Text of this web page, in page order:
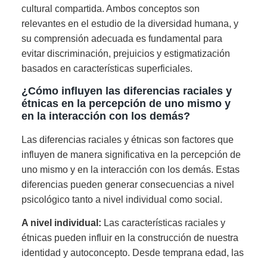
cultural compartida. Ambos conceptos son
relevantes en el estudio de la diversidad humana, y
su comprensión adecuada es fundamental para
evitar discriminación, prejuicios y estigmatización
basados en características superficiales.
¿Cómo influyen las diferencias raciales y
étnicas en la percepción de uno mismo y
en la interacción con los demás?
Las diferencias raciales y étnicas son factores que
influyen de manera significativa en la percepción de
uno mismo y en la interacción con los demás. Estas
diferencias pueden generar consecuencias a nivel
psicológico tanto a nivel individual como social.
A nivel individual: Las características raciales y
étnicas pueden influir en la construcción de nuestra
identidad y autoconcepto. Desde temprana edad, las